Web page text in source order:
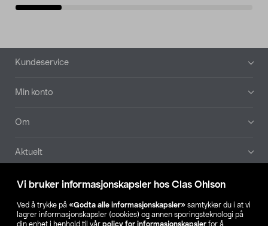
Vi bruker informasjonskapsler hos Clas Ohlson
Ved å trykke på «Godta alle informasjonskapsler» samtykker du i at vi
lagrer informasjonskapsler (cookies) og annen sporingsteknologi på
din enhet i henhold til vår policy for informasjonskapsler for å
Bunntekst
Kundeservice
Min konto
Om
Aktuelt
Våre selskaper
Finn din butikk